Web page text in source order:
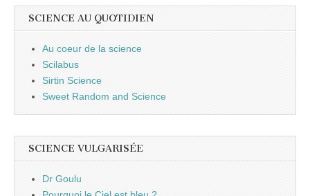
SCIENCE AU QUOTIDIEN
Au coeur de la science
Scilabus
Sirtin Science
Sweet Random and Science
SCIENCE VULGARISÉE
Dr Goulu